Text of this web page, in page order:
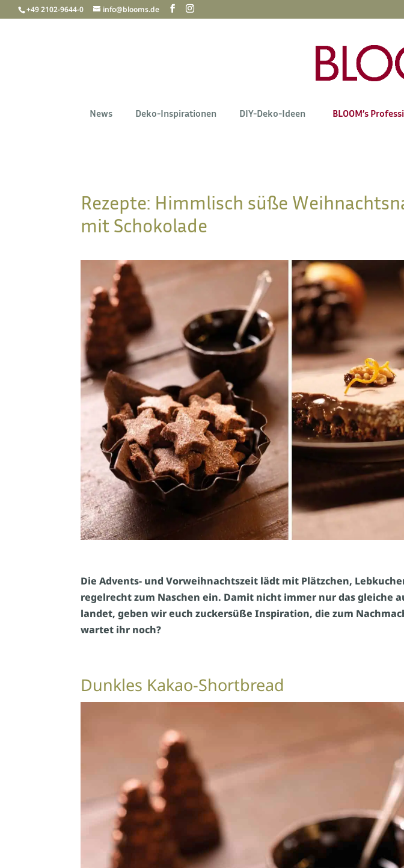
+49 2102-9644-0 info@blooms.de
News Deko-Inspirationen DIY-Deko-Ideen BLOOM’s
Rezepte: Himmlisch süße
mit Schokolade
Die Advents- und Vorweihnachtszeit lädt mit Plätzchen,
regelrecht zum Naschen ein. Damit nicht immer nur das gleiche
landet, geben wir euch zuckersüße Inspiration, die zum
wartet ihr noch?
Dunkles Kakao-Shortbread